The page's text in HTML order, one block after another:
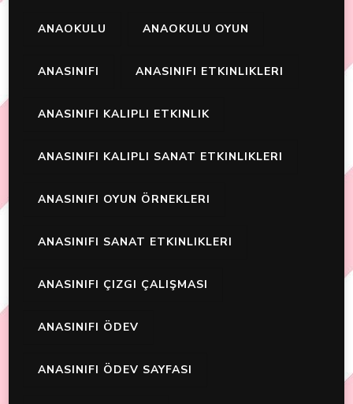
ANAOKULU ANAOKULU OYUN
ANASINIFI ANASINIFI ETKINLIKLERI
ANASINIFI KALIPLI ETKINLIK
ANASINIFI KALIPLI SANAT ETKINLIKLERI
ANASINIFI OYUN ÖRNEKLERI
ANASINIFI SANAT ETKINLIKLERI
ANASINIFI ÇIZGI ÇALIŞMASI
ANASINIFI ÖDEV
ANASINIFI ÖDEV SAYFASI